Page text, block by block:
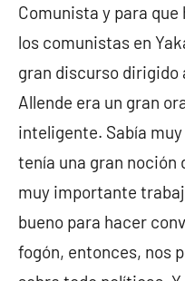
Comunista y para
los comunistas en
gran discurso
Allende era un gran
inteligente. Sabía
tenía una gran noción
muy importante
bueno para hacer
fogón, entonces, nos